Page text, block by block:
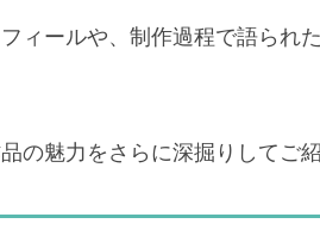
ィールや、制作過程で語られ
の魅力をさらに深掘りしてご紹